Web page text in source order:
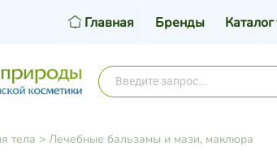
Главная Бренды Каталог
тела > Лечебные бальзамы и мази, маклюра